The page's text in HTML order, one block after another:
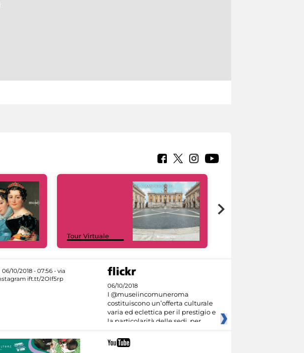
Tour Virtuale
06/10/2018
I @museiincomuneroma
costituiscono un’offerta culturale
varia ed eclettica per il prestigio e
la particolarità delle sedi, per